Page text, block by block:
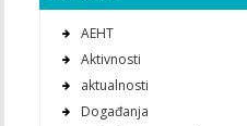
AEHT
Aktivnosti
aktualnosti
Događanja